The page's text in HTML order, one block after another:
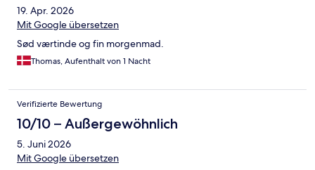
19. Apr. 2026
Mit Google übersetzen
Sød værtinde og fin morgenmad.
Thomas, Aufenthalt von 1 Nacht
Verifizierte Bewertung
10/10 – Außergewöhnlich
5. Juni 2026
Mit Google übersetzen